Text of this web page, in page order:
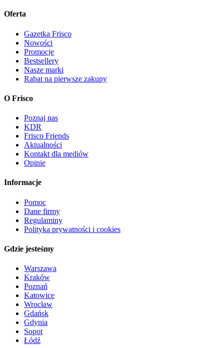
Oferta
Gazetka Frisco
Nowości
Promocje
Bestsellery
Nasze marki
Rabat na pierwsze zakupy
O Frisco
Poznaj nas
KDR
Frisco Friends
Aktualności
Kontakt dla mediów
Opinie
Informacje
Pomoc
Dane firmy
Regulaminy
Polityka prywatności i cookies
Gdzie jesteśmy
Warszawa
Kraków
Poznań
Katowice
Wrocław
Gdańsk
Gdynia
Sopot
Łódź